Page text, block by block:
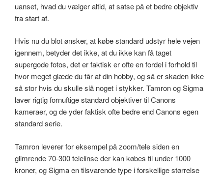
uanset, hvad du vælger altid, at satse på et bedre objektiv
fra start af.
Hvis nu du blot ønsker, at købe standard udstyr hele vejen
igennem, betyder det ikke, at du ikke kan få taget
supergode fotos, det er faktisk er ofte en fordel i forhold til
hvor meget glæde du får af din hobby, og så er skaden ikke
så stor hvis du skulle slå noget i stykker. Tamron og Sigma
laver rigtig fornuftige standard objektiver til Canons
kameraer, og de yder faktisk ofte bedre end Canons egen
standard serie.
Tamron leverer for eksempel på zoom/tele siden en
glimrende 70-300 telelinse der kan købes til under 1000
kroner, og Sigma en tilsvarende type i forskellige størrelse